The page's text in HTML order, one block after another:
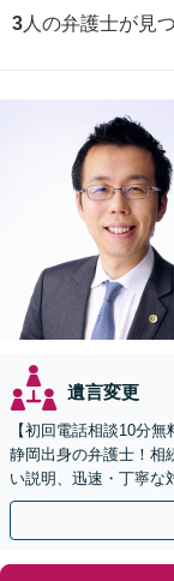
3 人の弁護士が見
遺言変更
【初回電話相談10分
静岡出身の弁護士！相
い説明、迅速・丁寧な
し、遺産相続をトータ